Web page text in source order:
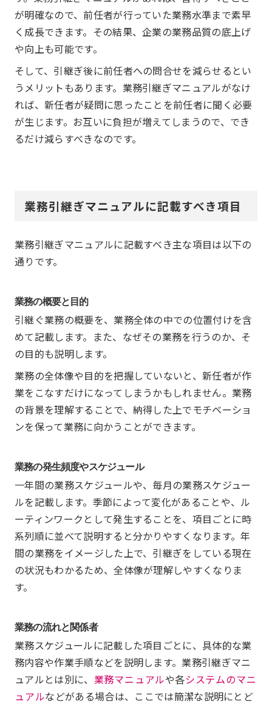
が明確なので、前任者が行っていた業務水準まで素早
く成長できます。その結果、企業の業務品質の底上げ
や向上も可能です。
そして、引継ぎ後に前任者への問合せを減らせるとい
うメリットもあります。業務引継ぎマニュアルがなけ
れば、新任者が疑問に思ったことを前任者に聞く必要
が生じます。お互いに負担が増えてしまうので、でき
るだけ減らすべきなのです。
業務引継ぎマニュアルに記載すべき項目
業務引継ぎマニュアルに記載すべき主な項目は以下の
通りです。
業務の概要と目的
引継ぐ業務の概要を、業務全体の中での位置付けを含
めて記載します。また、なぜその業務を行うのか、そ
の目的も説明します。
業務の全体像や目的を把握していないと、新任者が作
業をこなすだけになってしまうかもしれません。業務
の背景を理解することで、納得した上でモチベーショ
ンを保って業務に向かうことができます。
業務の発生頻度やスケジュール
一年間の業務スケジュールや、毎月の業務スケジュー
ルを記載します。季節によって変化があることや、ル
ーティンワークとして発生することを、項目ごとに時
系列順に並べて説明すると分かりやすくなります。年
間の業務をイメージした上で、引継ぎをしている現在
の状況もわかるため、全体像が理解しやすくなりま
す。
業務の流れと関係者
業務スケジュールに記載した項目ごとに、具体的な業
務内容や作業手順などを説明します。業務引継ぎマニ
ュアルとは別に、 業務マニュアルや各システムのマニ
ュアルなどがある場合は、ここでは簡潔な説明にとど